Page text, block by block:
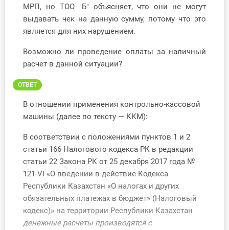
Юридический помощник
Интернет-магазин
Обучение
Тарифы
бухгалтера
МРП, но ТОО "Б" объясняет, что они не могут
выдавать чек на данную сумму, потому что это
является для них нарушением.
Возможно ли проведение оплаты за наличный
расчет в данной ситуации?
ОТВЕТ
В отношении применения контрольно-кассовой
машины (далее по тексту — ККМ):
В соответствии с положениями пунктов 1 и 2
статьи 166 Налогового кодекса РК в редакции
статьи 22 Закона РК от 25 декабря 2017 года №
121-VI «О введении в действие Кодекса
Республики Казахстан «О налогах и других
обязательных платежах в бюджет» (Налоговый
кодекс)» на территории Республики Казахстан
денежные расчеты производятся с